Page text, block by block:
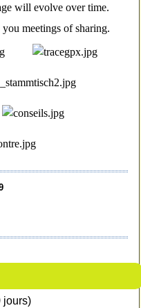
will evolve over time.
meetings of sharing.
jours)